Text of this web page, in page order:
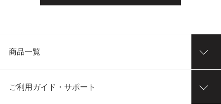
商品一覧
ご利用ガイド・サポート